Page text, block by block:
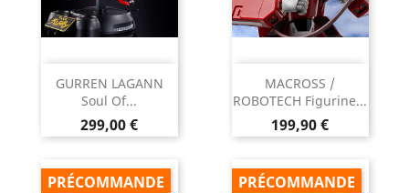
GURREN LAGANN
Soul Of...
Prix
299,00 €
MACROSS /
ROBOTECH Figurine...
Prix
199,90 €
PRÉCOMMANDE PRÉCOMMANDE